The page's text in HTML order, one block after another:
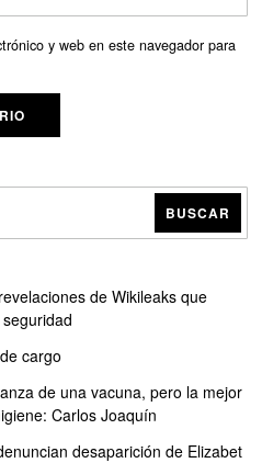
y web en este navegador para
BUSCAR
de Wikileaks que
cargo
de una vacuna, pero la mejor
Carlos Joaquín
desaparición de Elizabet